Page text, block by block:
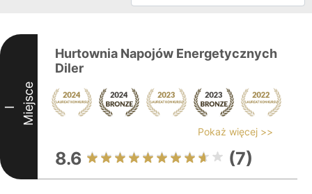
I Miejsce
Hurtownia Napojów Energetycznych
Diler
Pokaż więcej >>
8.6 (7)